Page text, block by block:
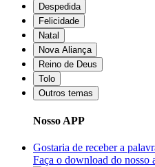
Despedida
Felicidade
Natal
Nova Aliança
Reino de Deus
Tolo
Outros temas
Nosso APP
Gostaria de receber a
Faça o download do nosso